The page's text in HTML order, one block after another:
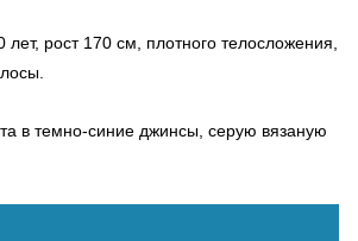
лет, рост 170 см, плотного телосложения,
в темно-синие джинсы, серую вязаную